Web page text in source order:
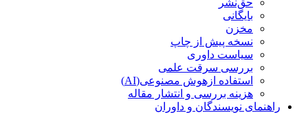
حق‌نشر
بایگانی
مخزن
نسخه پیش از چاپ
سیاست داوری
بررسی سرقت علمی
استفاده ازهوش مصنوعی(AI)
هزینه بررسی و انتشار مقاله
راهنمای نویسندگان و داوران